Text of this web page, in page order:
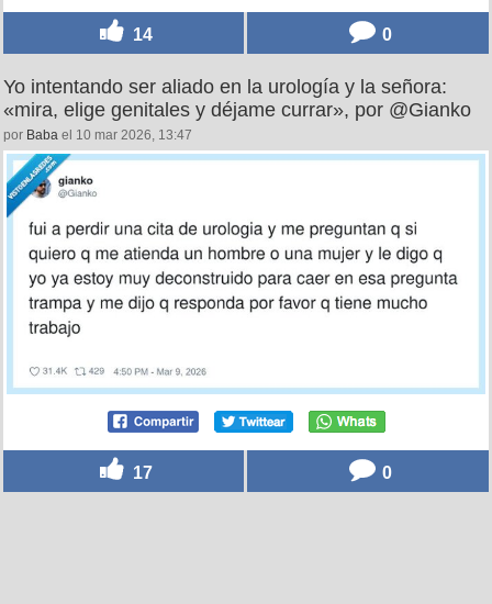
14 0
Yo intentando ser aliado en la urología y la señora:
«mira, elige genitales y déjame currar», por @Gianko
por Baba el 10 mar 2026, 13:47
17 0